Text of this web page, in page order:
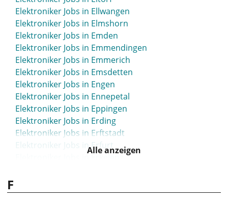
Elektroniker Jobs in Burghausen
Elektroniker Jobs in Burscheid
Elektroniker Jobs in Butzbach
Elektroniker Jobs in Bützow
Elektroniker Jobs in Buxtehude
Elektroniker Jobs in Ellwangen
Elektroniker Jobs in Elmshorn
Elektroniker Jobs in Emden
Elektroniker Jobs in Emmendingen
Elektroniker Jobs in Emmerich
Elektroniker Jobs in Emsdetten
Elektroniker Jobs in Engen
Elektroniker Jobs in Ennepetal
Elektroniker Jobs in Eppingen
Elektroniker Jobs in Erding
Elektroniker Jobs in Erftstadt
Elektroniker Jobs in Erfurt
Elektroniker Jobs in Erlangen
Alle anzeigen
F